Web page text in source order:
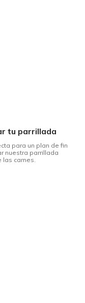
tu parrillada
para un plan de fin
nuestra parrillada
carnes.